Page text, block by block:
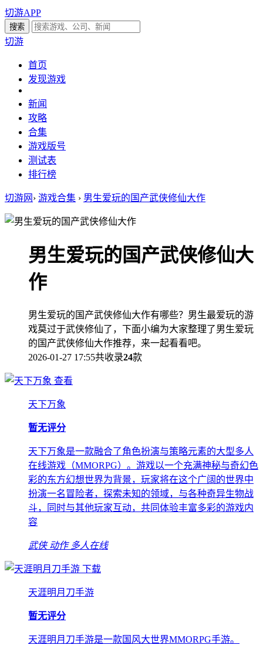
切游APP
切游
首页
发现游戏
新闻
攻略
合集
游戏版号
测试表
排行榜
切游网 › 游戏合集 › 男生爱玩的国产武侠修仙大作
男生爱玩的国产武侠修仙大
作
男生爱玩的国产武侠修仙大作有哪些？男生最爱玩的游
戏莫过于武侠修仙了，下面小编为大家整理了男生爱玩
的国产武侠修仙大作推荐，来一起看看吧。
2026-01-27 17:55共收录24款
查看
天下万象
暂无评分
天下万象是一款融合了角色扮演与策略元素的大型多人
在线游戏（MMORPG）。游戏以一个充满神秘与奇幻色
彩的东方幻想世界为背景，玩家将在这个广阔的世界中
扮演一名冒险者，探索未知的领域，与各种奇异生物战
斗，同时与其他玩家互动，共同体验丰富多彩的游戏内
容
武侠 动作 多人在线
下载
天涯明月刀手游
暂无评分
天涯明月刀手游是一款国风大世界MMORPG手游。